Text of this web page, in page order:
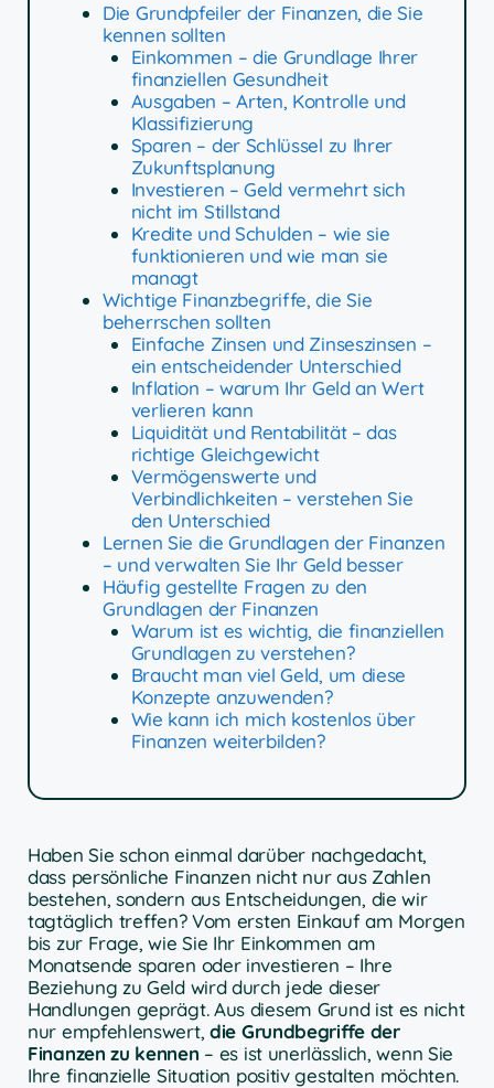
Die Grundpfeiler der Finanzen, die Sie
kennen sollten
Einkommen – die Grundlage Ihrer
finanziellen Gesundheit
Ausgaben – Arten, Kontrolle und
Klassifizierung
Sparen – der Schlüssel zu Ihrer
Zukunftsplanung
Investieren – Geld vermehrt sich
nicht im Stillstand
Kredite und Schulden – wie sie
funktionieren und wie man sie
managt
Wichtige Finanzbegriffe, die Sie
beherrschen sollten
Einfache Zinsen und Zinseszinsen –
ein entscheidender Unterschied
Inflation – warum Ihr Geld an Wert
verlieren kann
Liquidität und Rentabilität – das
richtige Gleichgewicht
Vermögenswerte und
Verbindlichkeiten – verstehen Sie
den Unterschied
Lernen Sie die Grundlagen der Finanzen
– und verwalten Sie Ihr Geld besser
Häufig gestellte Fragen zu den
Grundlagen der Finanzen
Warum ist es wichtig, die finanziellen
Grundlagen zu verstehen?
Braucht man viel Geld, um diese
Konzepte anzuwenden?
Wie kann ich mich kostenlos über
Finanzen weiterbilden?
Haben Sie schon einmal darüber nachgedacht,
dass persönliche Finanzen nicht nur aus Zahlen
bestehen, sondern aus Entscheidungen, die wir
tagtäglich treffen? Vom ersten Einkauf am Morgen
bis zur Frage, wie Sie Ihr Einkommen am
Monatsende sparen oder investieren – Ihre
Beziehung zu Geld wird durch jede dieser
Handlungen geprägt. Aus diesem Grund ist es nicht
nur empfehlenswert, die Grundbegriffe der
Finanzen zu kennen – es ist unerlässlich, wenn Sie
Ihre finanzielle Situation positiv gestalten möchten.